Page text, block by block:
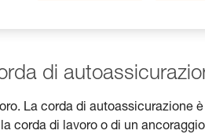
di
La corda di autoassicurazione è
corda di lavoro o di un